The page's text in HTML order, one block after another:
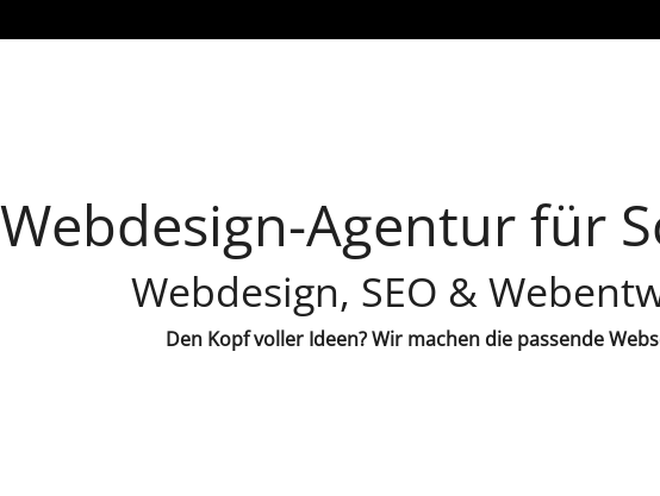
Webdesign-Agentur für
Webdesign, SEO &
Den Kopf voller Ideen? Wir machen die passende